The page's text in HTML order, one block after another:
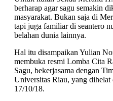
berharap agar sagu semakin
masyarakat. Bukan saja di
tapi juga familiar di seantero
belahan dunia lainnya.
Hal itu disampaikan Yulian
membuka resmi Lomba Cita
Sagu, bekerjasama dengan
Universitas Riau, yang dihelat
17/10/18.